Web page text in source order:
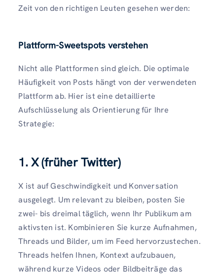
Zeit von den richtigen Leuten gesehen werden:
Plattform-Sweetspots verstehen
Nicht alle Plattformen sind gleich. Die optimale
Häufigkeit von Posts hängt von der verwendeten
Plattform ab. Hier ist eine detaillierte
Aufschlüsselung als Orientierung für Ihre
Strategie:
1. X (früher Twitter)
X ist auf Geschwindigkeit und Konversation
ausgelegt. Um relevant zu bleiben, posten Sie
zwei- bis dreimal täglich, wenn Ihr Publikum am
aktivsten ist. Kombinieren Sie kurze Aufnahmen,
Threads und Bilder, um im Feed hervorzustechen.
Threads helfen Ihnen, Kontext aufzubauen,
während kurze Videos oder Bildbeiträge das